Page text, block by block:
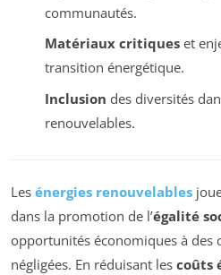
communautés.
Matériaux critiqueset
transition énergétique.
Inclusion des diversités
renouvelables.
Les énergies renouvelables
dans la promotion de l’égalité
opportunités économiques à des
négligées. En réduisant les coûts